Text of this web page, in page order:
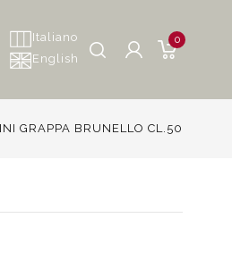
Italiano
English
0
GRAPPA BRUNELLO CL.50